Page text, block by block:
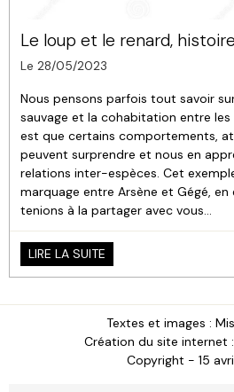
Le loup et le renard,
Le 28/05/2023
Nous pensons parfois tout savoir
sauvage et la cohabitation entre les
est que certains comportements,
peuvent surprendre et nous en
relations inter-espèces. Cet
marquage entre Arsène et Gégé,
tenions à la partager avec vous...
LIRE LA SUITE
Textes et images :
Création du site internet
Copyright - 15